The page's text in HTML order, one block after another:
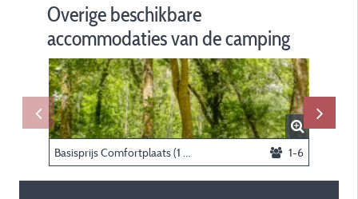
Overige beschikbare
accommodaties van de camping
1-6